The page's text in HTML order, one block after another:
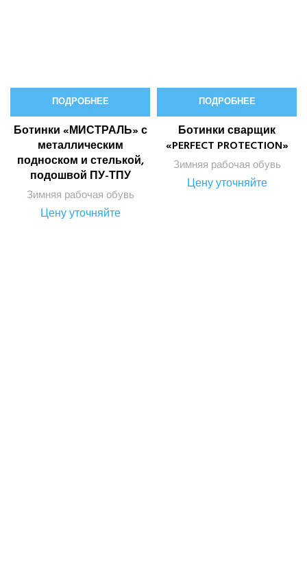
ПОДРОБНЕЕ
Ботинки «МИСТРАЛЬ» с
металлическим
подноском и стелькой,
подошвой ПУ-ТПУ
Зимняя рабочая обувь
Цену уточняйте
ПОДРОБНЕЕ
Ботинки сварщик
«PERFECT PROTECTION»
Зимняя рабочая обувь
Цену уточняйте